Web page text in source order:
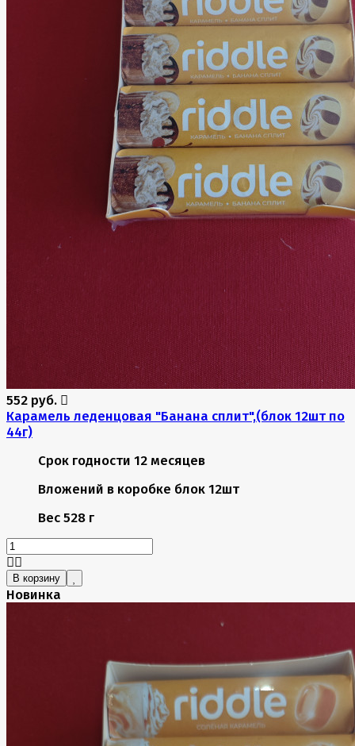
552 руб.
Карамель леденцовая "Банана сплит",(блок 12шт по
44г)
Срок годности 12 месяцев
Вложений в коробке блок 12шт
Вес 528 г
В корзину
Новинка